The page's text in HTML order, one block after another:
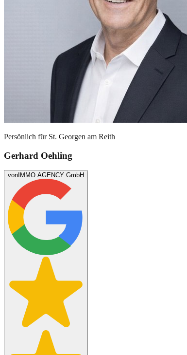
Persönlich für St. Georgen am Reith
Gerhard Oehling
von IMMO AGENCY GmbH